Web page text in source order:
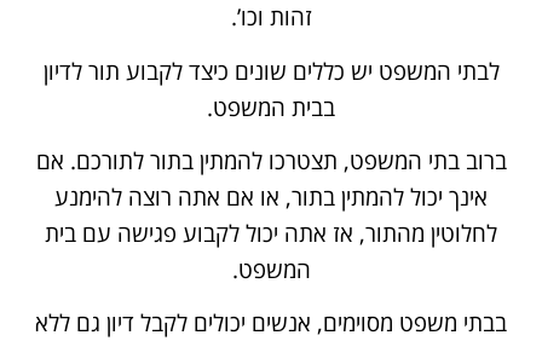
זהות וכו’.
לבתי המשפט יש כללים שונים כיצד לקבוע תור לדיון
בבית המשפט.
ברוב בתי המשפט, תצטרכו להמתין בתור לתורכם. אם
אינך יכול להמתין בתור, או אם אתה רוצה להימנע
לחלוטין מהתור, אז אתה יכול לקבוע פגישה עם בית
המשפט.
בבתי משפט מסוימים, אנשים יכולים לקבל דיון גם ללא